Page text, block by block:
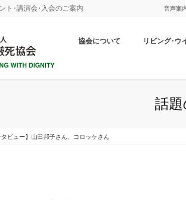
ト･講演会･入会のご案内 音声案
協会について リビング･ウ
話
タビュー】山田邦子さん、コロッケさん